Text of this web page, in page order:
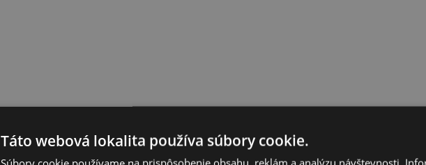
Táto webová lokalita používa súbory cookie.